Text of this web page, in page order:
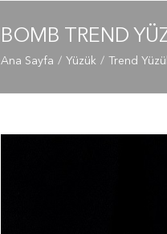
BOMB TREND
Ana Sayfa Yüzük Trend